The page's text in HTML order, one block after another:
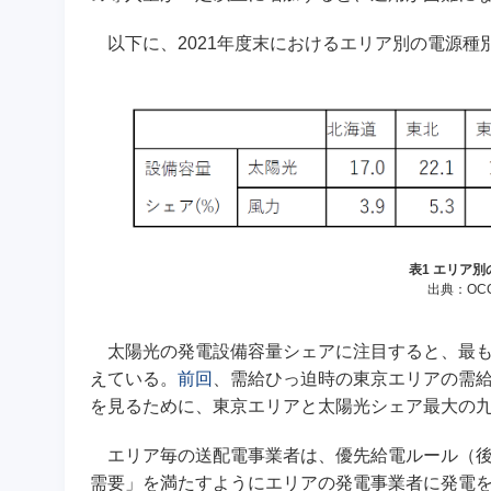
以下に、2021年度末におけるエリア別の電源種
表1 エリア別
出典：
太陽光の発電設備容量シェアに注目すると、最
えている。 前回
、需給ひっ迫時の東京エリアの
を見るために、東京エリアと太陽光シェア最大の
エリア毎の送配電事業者は、優先給電ルール（
需要」を満たすようにエリアの発電事業者に発電